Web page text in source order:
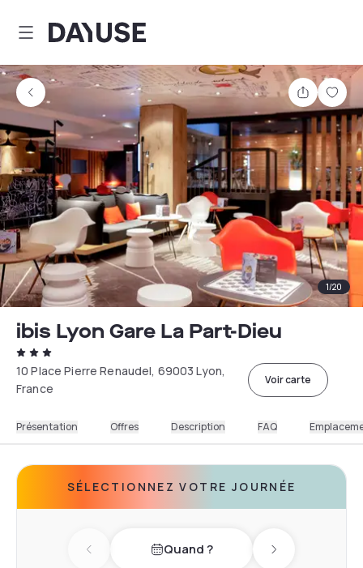
Dayuse
Partager
1/20
ibis Lyon Gare La Part-Dieu
10 Place Pierre Renaudel, 69003 Lyon,
France
Voir carte
Présentation Offres Description FAQ
SÉLECTIONNEZ VOTRE JOURNÉE
Previous dayQuand ? Next day